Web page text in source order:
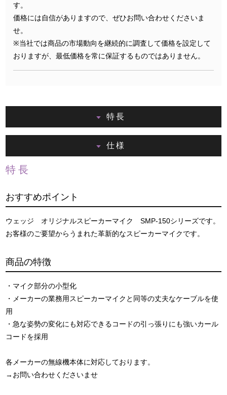
す。
価格には自信がありますので、ぜひお問い合わせくださいま
せ。
※当社では商品の市場動向を継続的に調査して価格を設定して
おりますが、最低価格を常に保証するものではありません。
特長
仕様
特長
おすすめポイント
ウェッジ オリジナルスピーカーマイク SMP-150シリーズです。
お客様のご要望からうまれた革新的なスピーカーマイクです。
商品の特徴
・マイク部分の小型化
・メーカーの業務用スピーカーマイクと同等の丈夫なケーブルを使
用
・急な姿勢の変化にも対応できるコードの引っ張りにも強いカール
コードを採用
各メーカーの無線機本体に対応しております。
→お問い合わせくださいませ